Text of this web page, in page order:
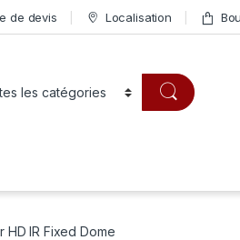
de devis Localisation
HD IR Fixed Dome